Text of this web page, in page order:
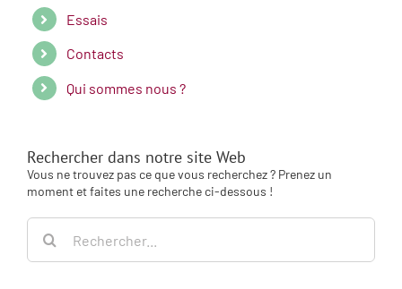
Essais
Contacts
Qui sommes nous ?
Rechercher dans notre site Web
Vous ne trouvez pas ce que vous recherchez ? Prenez un
moment et faites une recherche ci-dessous !
Rechercher: